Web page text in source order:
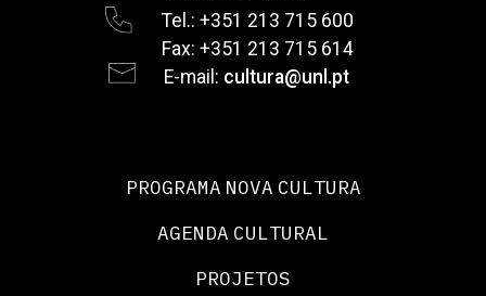
Tel.: +351 213 715 600
Fax: +351 213 715 614
E-mail: cultura@unl.pt
PROGRAMA NOVA CULTURA
AGENDA CULTURAL
PROJETOS